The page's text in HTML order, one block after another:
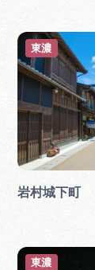
広告掲載
岩村城下町
東濃
東濃